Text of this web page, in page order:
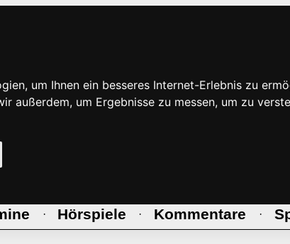
um Ihnen ein besseres Internet-Erlebnis zu
außerdem, um Ergebnisse zu messen, um zu
· Hörspiele · Kommentare ·